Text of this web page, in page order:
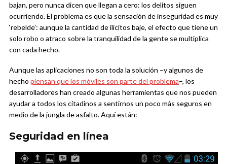
bajan, pero nunca dicen que llegan a cero: los delitos siguen
ocurriendo. El problema es que la sensación de inseguridad es muy
‘rebelde’: aunque la cantidad de ilícitos baje, el efecto que tiene un
solo robo o atraco sobre la tranquilidad de la gente se multiplica
con cada hecho.
Aunque las aplicaciones no son toda la solución –y algunos de
hecho piensan que los móviles son parte del problema–, los
desarrolladores han creado algunas herramientas que nos pueden
ayudar a todos los citadinos a sentirnos un poco más seguros en
medio de la jungla de asfalto. Aquí están:
Seguridad en línea